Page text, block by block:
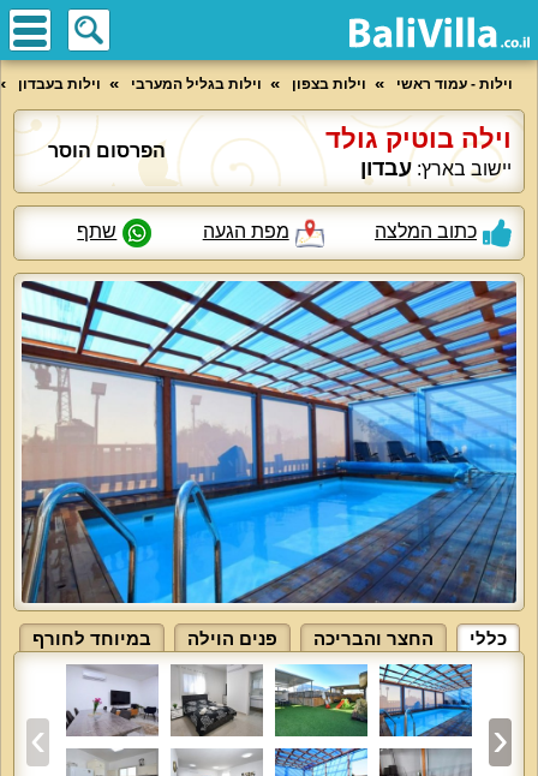
וילות - עמוד ראשי וילות בצפון וילות בגליל המערבי וילות בעבדון
וילה בוטיק גולד
יישוב בארץ: עבדון
הפרסום הוסר
כתוב המלצה מפת הגעה שתף
כללי החצר והבריכה פנים הוילה במיוחד לחורף